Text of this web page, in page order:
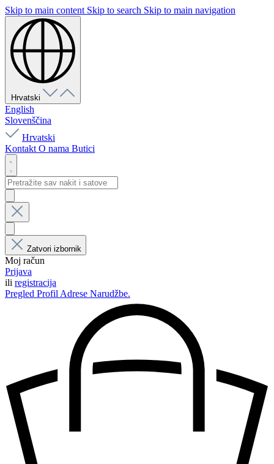
Skip to main content Skip to search Skip to main navigation
Hrvatski
English
Slovenščina
Hrvatski
Kontakt O nama Butici
Zatvori izbornik
Moj račun
Prijava
ili registracija
Pregled Profil Adrese Narudžbe.